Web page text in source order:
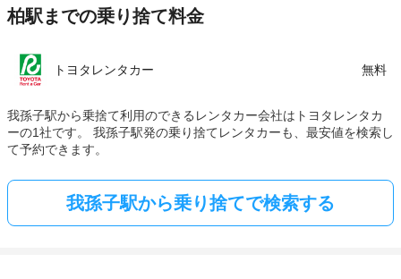
柏駅までの乗り捨て料金
トヨタレンタカー 無料
我孫子駅から乗捨て利用のできるレンタカー会社はトヨタレンタカ
ーの1社です。 我孫子駅発の乗り捨てレンタカーも、最安値を検索し
て予約できます。
我孫子駅から乗り捨てで検索する